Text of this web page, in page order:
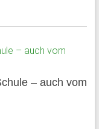
– auch vom